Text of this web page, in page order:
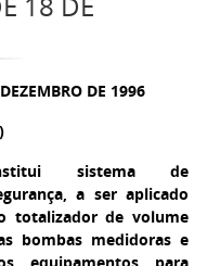
DE 1996
sistema de
a ser aplicado
totalizador de volume
bombas medidoras e